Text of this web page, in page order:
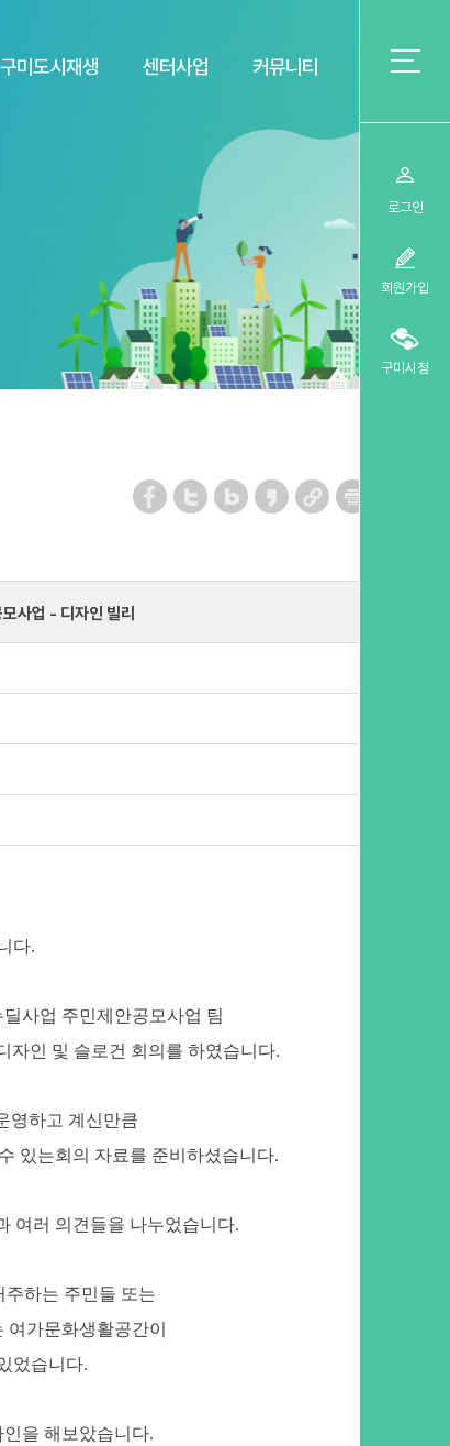
로그인
회원가입
구미시청
구미도시재생 센터사업 커뮤니티
사업 - 디자인 빌리
다.
사업 주민제안공모사업 팀
자인 및 슬로건 회의를 하였습니다.
영하고 계신만큼
있는회의 자료를 준비하셨습니다.
여러 의견들을 나누었습니다.
주하는 주민들 또는
가문화생활공간이
었습니다.
을 해보았습니다.